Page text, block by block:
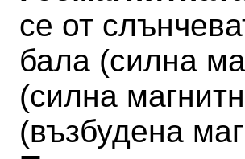
се от
бала (силна
(силна
(възбудена